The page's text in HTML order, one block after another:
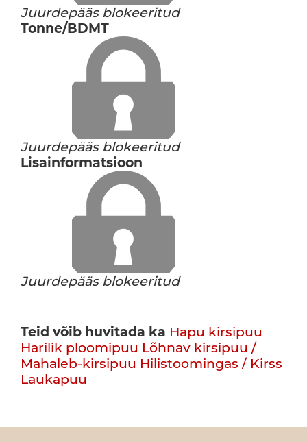
Juurdepääs blokeeritud
Tonne/BDMT
Juurdepääs blokeeritud
Lisainformatsioon
Juurdepääs blokeeritud
Teid võib huvitada ka Hapu kirsipuu
Harilik ploomipuu Lõhnav kirsipuu /
Mahaleb-kirsipuu Hilistoomingas / Kirss
Laukapuu